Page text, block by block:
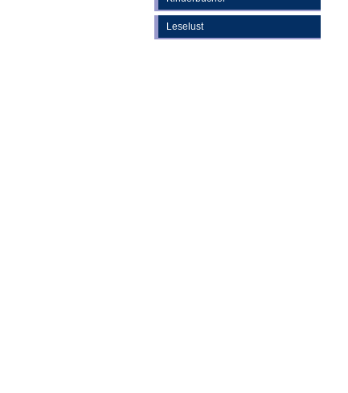
Leselust